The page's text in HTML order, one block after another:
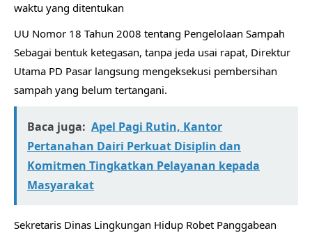
waktu yang ditentukan
UU Nomor 18 Tahun 2008 tentang Pengelolaan Sampah
Sebagai bentuk ketegasan, tanpa jeda usai rapat, Direktur
Utama PD Pasar langsung mengeksekusi pembersihan
sampah yang belum tertangani.
Baca juga: Apel Pagi Rutin, Kantor
Pertanahan Dairi Perkuat Disiplin dan
Komitmen Tingkatkan Pelayanan kepada
Masyarakat
Sekretaris Dinas Lingkungan Hidup Robet Panggabean